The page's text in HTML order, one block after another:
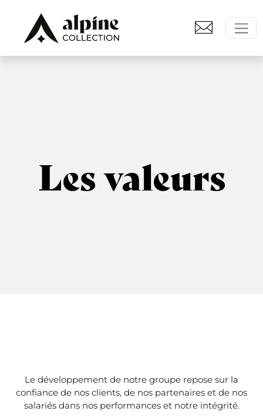
Les valeurs
Le développement de notre groupe repose sur la
confiance de nos clients, de nos partenaires et de nos
salariés dans nos performances et notre intégrité.